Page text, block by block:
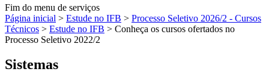
Fim do menu de serviços
Página inicial > Estude no IFB > Processo Seletivo 2026/2 - Cursos
Técnicos > Estude no IFB > Conheça os cursos ofertados no
Processo Seletivo 2022/2
Sistemas